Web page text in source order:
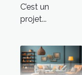
C’est un
projet...